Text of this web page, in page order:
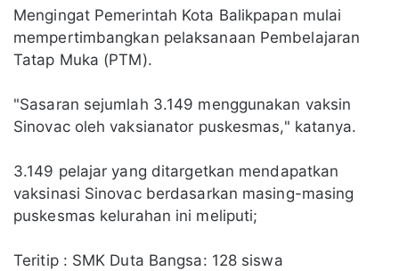
Mengingat Pemerintah Kota Balikpapan mulai
mempertimbangkan pelaksanaan Pembelajaran
Tatap Muka (PTM).
"Sasaran sejumlah 3.149 menggunakan vaksin
Sinovac oleh vaksianator puskesmas," katanya.
3.149 pelajar yang ditargetkan mendapatkan
vaksinasi Sinovac berdasarkan masing-masing
puskesmas kelurahan ini meliputi;
Teritip : SMK Duta Bangsa: 128 siswa